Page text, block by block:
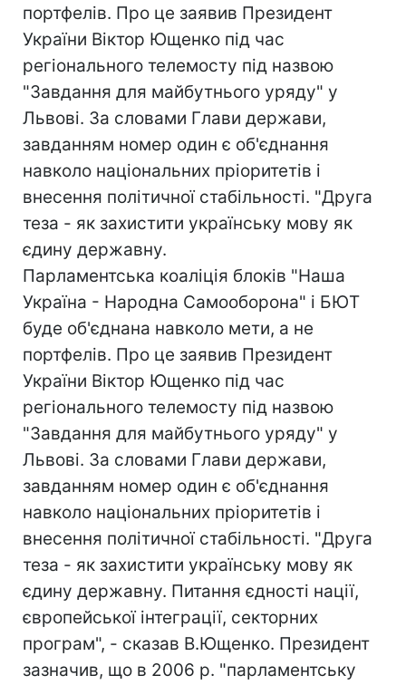
портфелів. Про це заявив Президент
України Віктор Ющенко під час
регіонального телемосту під назвою
"Завдання для майбутнього уряду" у
Львові. За словами Глави держави,
завданням номер один є об'єднання
навколо національних пріоритетів і
внесення політичної стабільності. "Друга
теза - як захистити українську мову як
єдину державну.
Парламентська коаліція блоків "Наша
Україна - Народна Самооборона" і БЮТ
буде об'єднана навколо мети, а не
портфелів. Про це заявив Президент
України Віктор Ющенко під час
регіонального телемосту під назвою
"Завдання для майбутнього уряду" у
Львові. За словами Глави держави,
завданням номер один є об'єднання
навколо національних пріоритетів і
внесення політичної стабільності. "Друга
теза - як захистити українську мову як
єдину державну. Питання єдності нації,
європейської інтеграції, секторних
програм", - сказав В.Ющенко. Президент
зазначив, що в 2006 р. "парламентську